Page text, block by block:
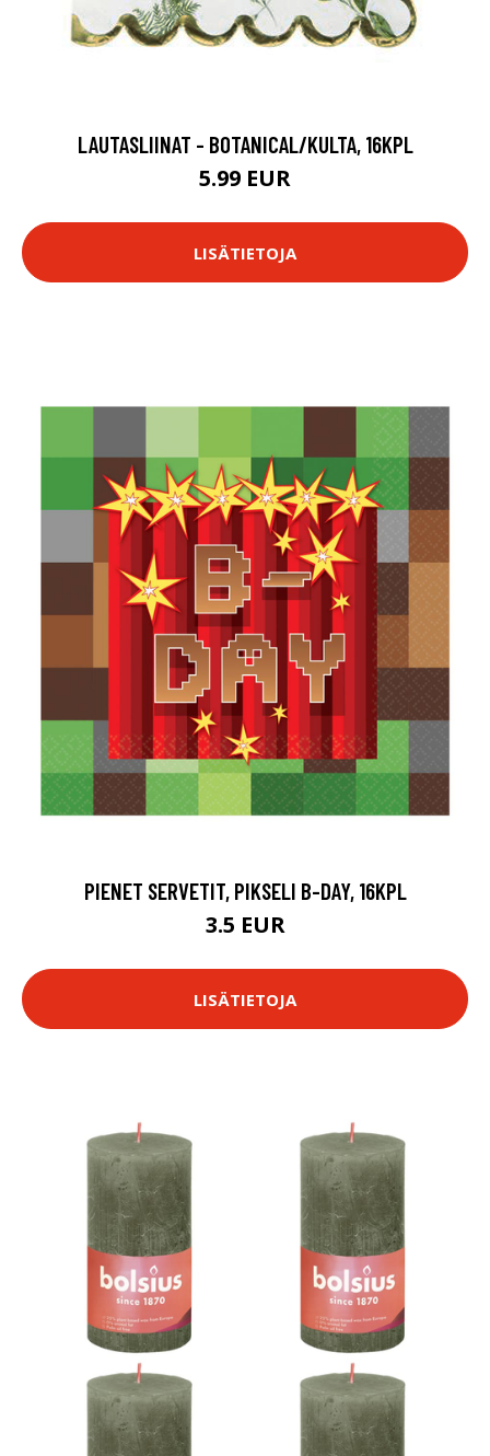
LAUTASLIINAT - BOTANICAL/KULTA, 16KPL
5.99 EUR
LISÄTIETOJA
PIENET SERVETIT, PIKSELI B-DAY, 16KPL
3.5 EUR
LISÄTIETOJA